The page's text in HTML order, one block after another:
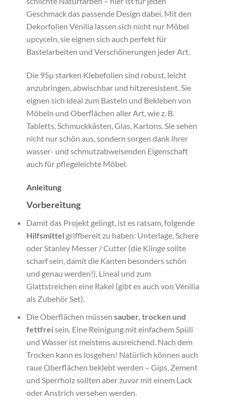
Geschmack das passende Design dabei. Mit den
Dekorfolien Vénilia lassen sich nicht nur Möbel
upcyceln, sie eignen sich auch perfekt für
Bastelarbeiten und Verschönerungen jeder Art.
Die 95µ starken Klebefolien sind robust, leicht
anzubringen, abwischbar und hitzeresistent. Sie
eignen sich ideal zum Basteln und Bekleben von
Möbeln und Oberflächen aller Art, wie z. B.
Tabletts, Schmuckkästen, Glas, Kartons. Sie sehen
nicht nur schön aus, sondern sorgen dank ihrer
wasser- und schmutzabweisenden Eigenschaft
auch für pflegeleichte Möbel.
Anleitung
Vorbereitung
Damit das Projekt gelingt, ist es ratsam, folgende
Hilfsmittel griffbereit zu haben: Unterlage, Schere
oder Stanley Messer / Cutter (die Klinge sollte
scharf sein, damit die Kanten besonders schön
und genau werden!), Lineal und zum
Glattstreichen eine Rakel (gibt es auch von Vénilia
als Zubehör Set).
Die Oberflächen müssen sauber, trocken und
fettfreisein. Eine Reinigung mit einfachem Spüli
und Wasser ist meistens ausreichend. Nach dem
Trocken kann es losgehen! Natürlich können auch
raue Oberflächen beklebt werden – Gips, Zement
und Sperrholz sollten aber zuvor mit einem Lack
oder Anstrich versehen werden.